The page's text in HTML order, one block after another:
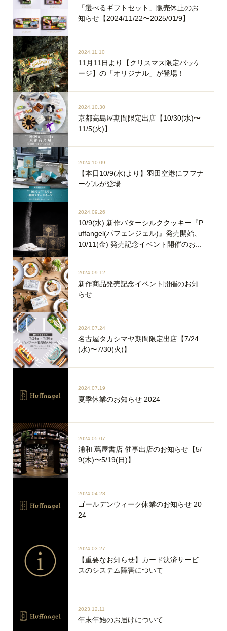
「選べるギフトセット」販売休止のお
知らせ【2024/11/22〜2025/01/9】
2024.11.10
11月11日より【クリスマス限定パッケ
ージ】の「オリジナル」が登場！
2024.10.30
京都高島屋期間限定出店【10/30(水)〜
11/5(火)】
2024.10.09
【本日10/9(水)より】羽田空港にフフナ
ーゲルが登場
2024.09.26
10/9(水) 新作バターシルククッキー『P
uffangel(パフェンジェル)』発売開始、
10/11(金) 発売記念イベント開催のお...
2024.09.12
新作商品発売記念イベント開催のお知
らせ
2024.07.24
名古屋タカシマヤ期間限定出店【7/24
(水)〜7/30(火)】
2024.07.19
夏季休業のお知らせ 2024
2024.05.07
浦和 蔦屋書店 催事出店のお知らせ【5/
9(木)〜5/19(日)】
2024.04.28
ゴールデンウィーク休業のお知らせ 20
24
2024.03.27
【重要なお知らせ】カード決済サービ
スのシステム障害について
2023.12.11
年末年始のお届けについて